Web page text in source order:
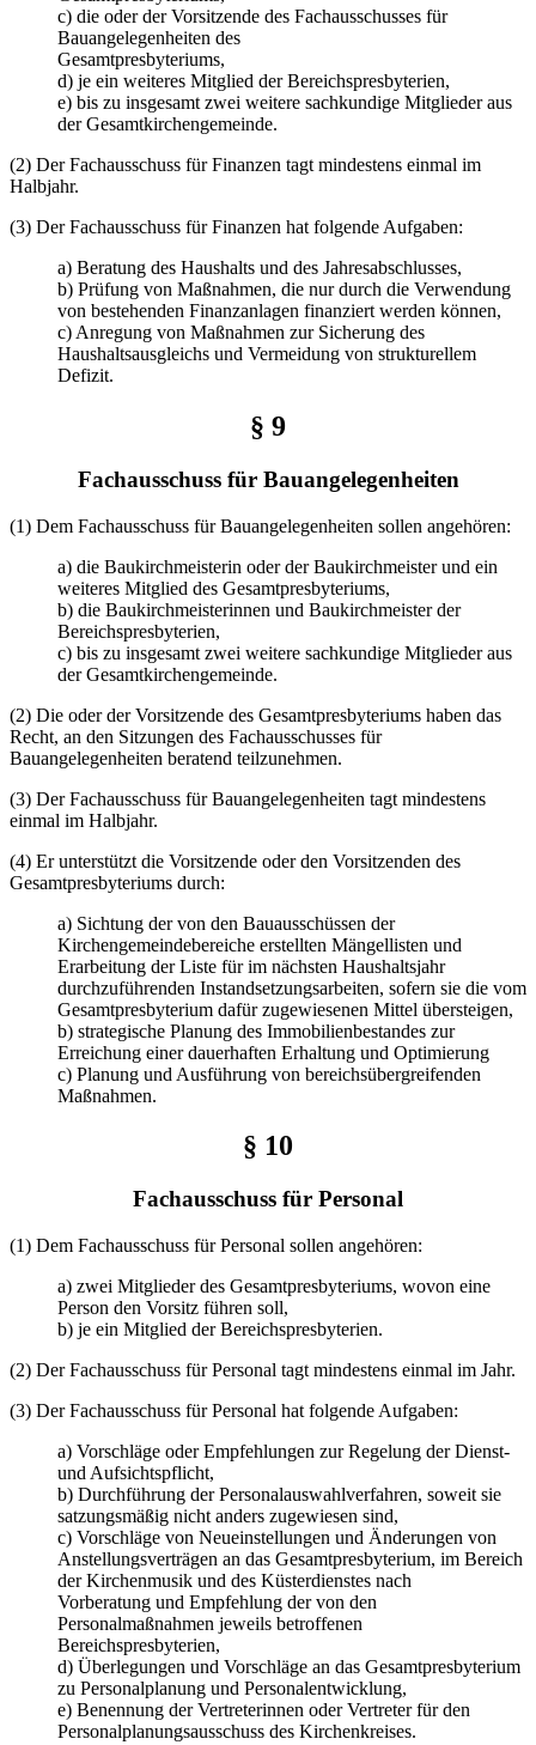
c) die oder der Vorsitzende des Fachausschusses für
Bauangelegenheiten des
Gesamtpresbyteriums,
d) je ein weiteres Mitglied der Bereichspresbyterien,
e) bis zu insgesamt zwei weitere sachkundige Mitglieder aus
der Gesamtkirchengemeinde.
(2) Der Fachausschuss für Finanzen tagt mindestens einmal im
Halbjahr.
(3) Der Fachausschuss für Finanzen hat folgende Aufgaben:
a) Beratung des Haushalts und des Jahresabschlusses,
b) Prüfung von Maßnahmen, die nur durch die Verwendung
von bestehenden Finanzanlagen finanziert werden können,
c) Anregung von Maßnahmen zur Sicherung des
Haushaltsausgleichs und Vermeidung von strukturellem
Defizit.
§ 9
Fachausschuss für Bauangelegenheiten
(1) Dem Fachausschuss für Bauangelegenheiten sollen angehören:
a) die Baukirchmeisterin oder der Baukirchmeister und ein
weiteres Mitglied des Gesamtpresbyteriums,
b) die Baukirchmeisterinnen und Baukirchmeister der
Bereichspresbyterien,
c) bis zu insgesamt zwei weitere sachkundige Mitglieder aus
der Gesamtkirchengemeinde.
(2) Die oder der Vorsitzende des Gesamtpresbyteriums haben das
Recht, an den Sitzungen des Fachausschusses für
Bauangelegenheiten beratend teilzunehmen.
(3) Der Fachausschuss für Bauangelegenheiten tagt mindestens
einmal im Halbjahr.
(4) Er unterstützt die Vorsitzende oder den Vorsitzenden des
Gesamtpresbyteriums durch:
a) Sichtung der von den Bauausschüssen der
Kirchengemeindebereiche erstellten Mängellisten und
Erarbeitung der Liste für im nächsten Haushaltsjahr
durchzuführenden Instandsetzungsarbeiten, sofern sie die vom
Gesamtpresbyterium dafür zugewiesenen Mittel übersteigen,
b) strategische Planung des Immobilienbestandes zur
Erreichung einer dauerhaften Erhaltung und Optimierung
c) Planung und Ausführung von bereichsübergreifenden
Maßnahmen.
§ 10
Fachausschuss für Personal
(1) Dem Fachausschuss für Personal sollen angehören:
a) zwei Mitglieder des Gesamtpresbyteriums, wovon eine
Person den Vorsitz führen soll,
b) je ein Mitglied der Bereichspresbyterien.
(2) Der Fachausschuss für Personal tagt mindestens einmal im Jahr.
(3) Der Fachausschuss für Personal hat folgende Aufgaben:
a) Vorschläge oder Empfehlungen zur Regelung der Dienst-
und Aufsichtspflicht,
b) Durchführung der Personalauswahlverfahren, soweit sie
satzungsmäßig nicht anders zugewiesen sind,
c) Vorschläge von Neueinstellungen und Änderungen von
Anstellungsverträgen an das Gesamtpresbyterium, im Bereich
der Kirchenmusik und des Küsterdienstes nach
Vorberatung und Empfehlung der von den
Personalmaßnahmen jeweils betroffenen
Bereichspresbyterien,
d) Überlegungen und Vorschläge an das Gesamtpresbyterium
zu Personalplanung und Personalentwicklung,
e) Benennung der Vertreterinnen oder Vertreter für den
Personalplanungsausschuss des Kirchenkreises.